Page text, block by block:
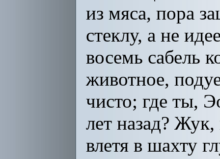
из мяса, пора
стеклу, а не
восемь сабель
животное,
чисто; где ты,
лет назад? Жук,
влетя в шахту